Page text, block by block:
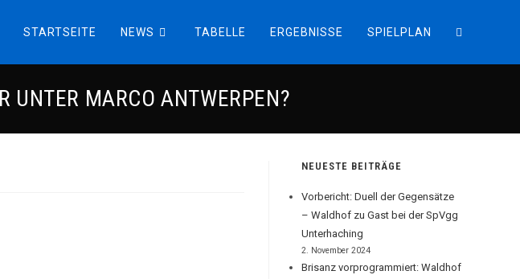
STARTSEITE NEWS TABELLE ERGEBNISSE SPIELPLAN WEBSITE-
UNTER MARCO ANTWERPEN?
NEUESTE BEITRÄGE
Vorbericht: Duell der Gegensätze
– Waldhof zu Gast bei der SpVgg
Unterhaching
2. November 2024
Brisanz vorprogrammiert: Waldhof